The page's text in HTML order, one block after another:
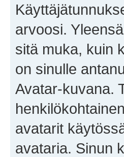
arvoosi.
sitä muka, kuin
on sinulle
Avatar-kuvana.
avatarit
avataria. Sinun